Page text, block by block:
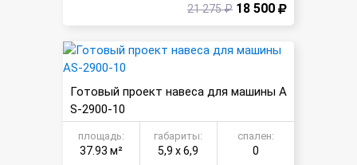
21 275 ₽ 18 500
Готовый проект навеса для машины A
S-2900-10
площадь:
37.93 м²
габариты:
5,9 х 6,9
спален:
0